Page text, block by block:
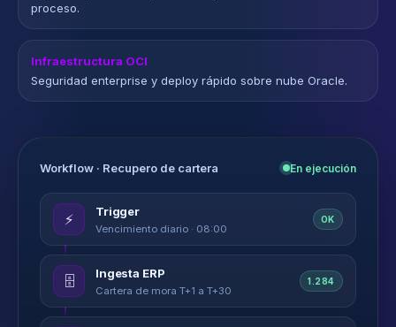
proceso.
Infraestructura OCI
Seguridad enterprise y deploy rápido sobre nube Oracle.
Workflow · Recupero de cartera En ejecución
⚡ Trigger
Vencimiento diario · 08:00
OK
🗄️ Ingesta ERP
Cartera de mora T+1 a T+30
1.284